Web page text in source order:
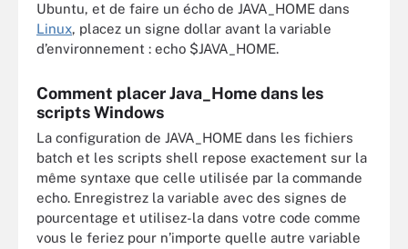
Ubuntu, et de faire un écho de JAVA_HOME dans
Linux, placez un signe dollar avant la variable
d’environnement : echo $JAVA_HOME.
Comment placer Java_Home dans les
scripts Windows
La configuration de JAVA_HOME dans les fichiers
batch et les scripts shell repose exactement sur la
même syntaxe que celle utilisée par la commande
echo. Enregistrez la variable avec des signes de
pourcentage et utilisez-la dans votre code comme
vous le feriez pour n’importe quelle autre variable